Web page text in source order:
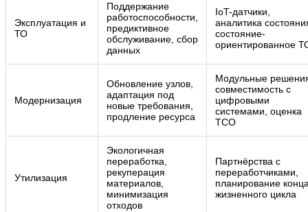
Эксплуатация и
ТО
Поддержание
работоспособности,
предиктивное
обслуживание, сбор
данных
IoT-датчики,
аналитика
состояние-
ориентированное
Модернизация
Обновление узлов,
адаптация под
новые требования,
продление ресурса
Модульные
совместимость с
цифровыми
системами, оценка
ТСО
Утилизация
Экологичная
переработка,
рекуперация
материалов,
минимизация
отходов
Партнёрства с
переработчиками,
планирование
жизненного цикла